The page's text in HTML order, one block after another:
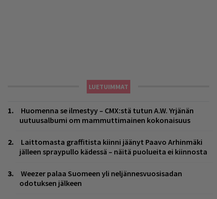
LUETUIMMAT
Huomenna se ilmestyy – CMX:stä tutun A.W. Yrjänän
uutuusalbumi om mammuttimainen kokonaisuus
Laittomasta graffitista kiinni jäänyt Paavo Arhinmäki
jälleen spraypullo kädessä – näitä puolueita ei kiinnosta
Weezer palaa Suomeen yli neljännesvuosisadan
odotuksen jälkeen